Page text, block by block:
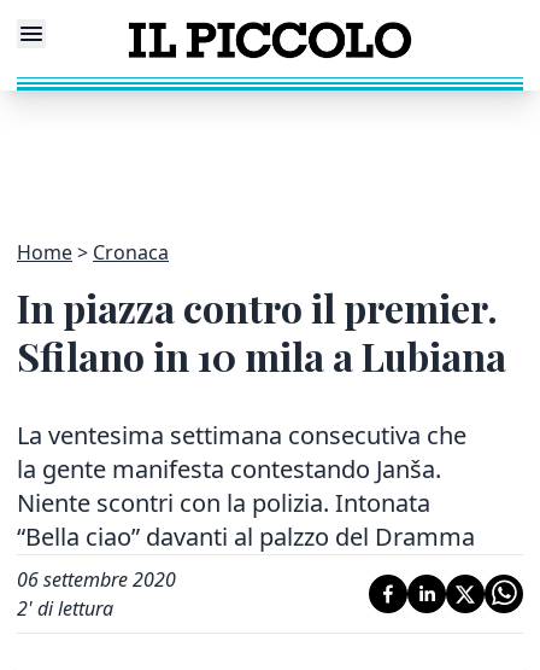
Home Cronaca
In piazza contro il premier.
Sfilano in 10 mila a Lubiana
La ventesima settimana consecutiva che
la gente manifesta contestando Janša.
Niente scontri con la polizia. Intonata
“Bella ciao” davanti al palzzo del Dramma
06 settembre 2020
2' di lettura